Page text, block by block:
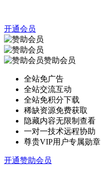
开通会员
赞助会员
全站免广告
全站交流互动
全站免积分下载
稀缺资源免费获取
隐藏内容无限制查看
一对一技术远程协助
尊贵VIP用户专属勋章
开通赞助会员